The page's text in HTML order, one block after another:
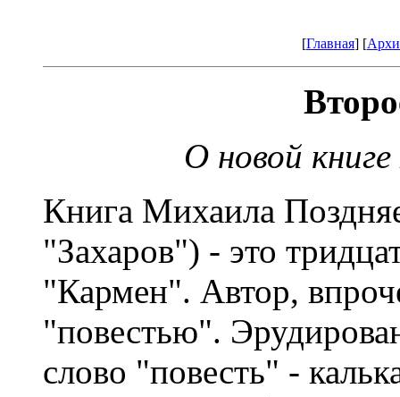
[Главная] [
О новой
Книга Михаила
"Захаров") - это
"Кармен". Автор,
"повестью".
слово "повесть" -